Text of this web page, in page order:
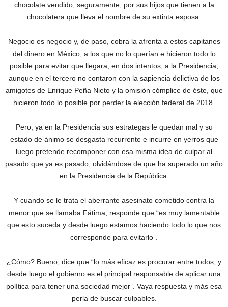
chocolate vendido, seguramente, por sus hijos que tienen a la
chocolatera que lleva el nombre de su extinta esposa.
Negocio es negocio y, de paso, cobra la afrenta a estos capitanes
del dinero en México, a los que no lo querían e hicieron todo lo
posible para evitar que llegara, en dos intentos, a la Presidencia,
aunque en el tercero no contaron con la sapiencia delictiva de los
amigotes de Enrique Peña Nieto y la omisión cómplice de éste, que
hicieron todo lo posible por perder la elección federal de 2018.
Pero, ya en la Presidencia sus estrategas le quedan mal y su
estado de ánimo se desgasta recurrente e incurre en yerros que
luego pretende recomponer con esa misma idea de culpar al
pasado que ya es pasado, olvidándose de que ha superado un año
en la Presidencia de la República.
Y cuando se le trata el aberrante asesinato cometido contra la
menor que se llamaba Fátima, responde que “es muy lamentable
que esto suceda y desde luego estamos haciendo todo lo que nos
corresponde para evitarlo”.
¿Cómo? Bueno, dice que “lo más eficaz es procurar entre todos, y
desde luego el gobierno es el principal responsable de aplicar una
política para tener una sociedad mejor”. Vaya respuesta y más esa
perla de buscar culpables.